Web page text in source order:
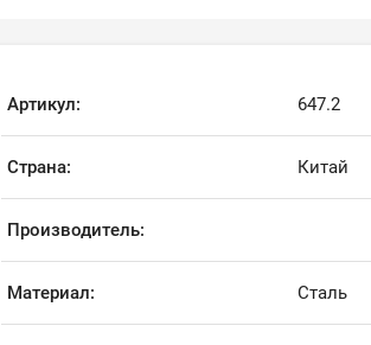
Артикул: 647.2
Страна: Китай
Производитель:
Материал: Сталь